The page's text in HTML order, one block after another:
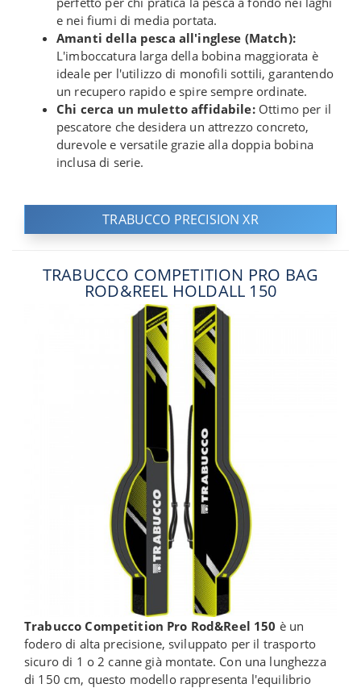
e nei fiumi di media portata.
Amanti della pesca all'inglese (Match):
L'imboccatura larga della bobina maggiorata è
ideale per l'utilizzo di monofili sottili, garantendo
un recupero rapido e spire sempre ordinate.
Chi cerca un muletto affidabile:Ottimo per il
pescatore che desidera un attrezzo concreto,
durevole e versatile grazie alla doppia bobina
inclusa di serie.
TRABUCCO PRECISION XR
TRABUCCO COMPETITION PRO BAG
ROD&REEL HOLDALL 150
Trabucco Competition Pro Rod&Reel 150 è un
fodero di alta precisione, sviluppato per il trasporto
sicuro di 1 o 2 canne già montate. Con una lunghezza
di 150 cm, questo modello rappresenta l'equilibrio